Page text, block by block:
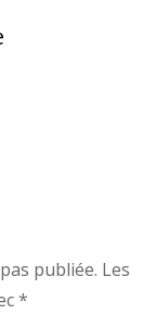
publiée. Les
*